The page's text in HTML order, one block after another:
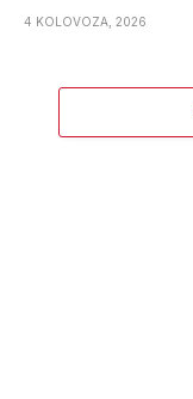
4 KOLOVOZA, 2026